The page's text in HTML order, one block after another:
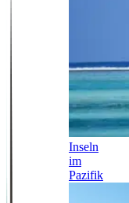
Inseln
im
Pazifik